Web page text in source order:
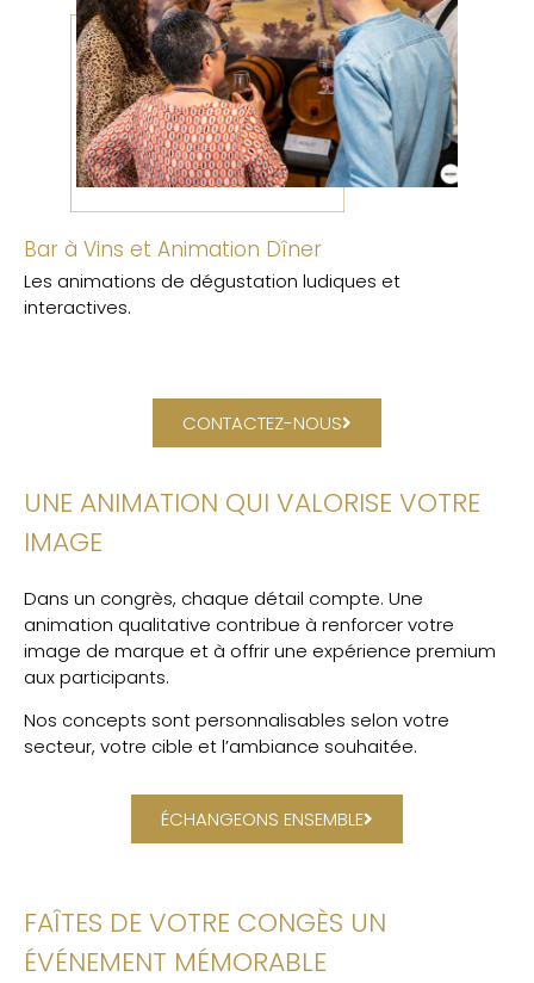
Bar à Vins et Animation Dîner
Les animations de dégustation ludiques et
interactives.
CONTACTEZ-NOUS
UNE ANIMATION QUI VALORISE VOTRE
IMAGE
Dans un congrès, chaque détail compte. Une
animation qualitative contribue à renforcer votre
image de marque et à offrir une expérience premium
aux participants.
Nos concepts sont personnalisables selon votre
secteur, votre cible et l’ambiance souhaitée.
ÉCHANGEONS ENSEMBLE
FAÎTES DE VOTRE CONGÈS UN
ÉVÉNEMENT MÉMORABLE